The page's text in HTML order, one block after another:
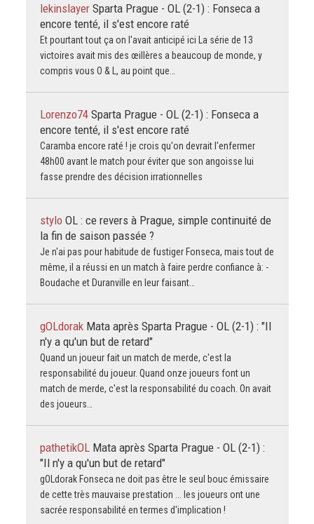
lekinslayer Sparta Prague - OL (2-1) : Fonseca a
encore tenté, il s'est encore raté
Et pourtant tout ça on l'avait anticipé ici La série de 13
victoires avait mis des œillères a beaucoup de monde, y
compris vous O & L, au point que…
Lorenzo74 Sparta Prague - OL (2-1) : Fonseca a
encore tenté, il s'est encore raté
Caramba encore raté ! je crois qu'on devrait l'enfermer
48h00 avant le match pour éviter que son angoisse lui
fasse prendre des décision irrationnelles
stylo OL : ce revers à Prague, simple continuité de
la fin de saison passée ?
Je n'ai pas pour habitude de fustiger Fonseca, mais tout de
même, il a réussi en un match à faire perdre confiance à: -
Boudache et Duranville en leur faisant…
gOLdorak Mata après Sparta Prague - OL (2-1) : "Il
n'y a qu'un but de retard"
Quand un joueur fait un match de merde, c'est la
responsabilité du joueur. Quand onze joueurs font un
match de merde, c'est la responsabilité du coach. On avait
des joueurs…
pathetikOL Mata après Sparta Prague - OL (2-1) :
"Il n'y a qu'un but de retard"
gOLdorak Fonseca ne doit pas être le seul bouc émissaire
de cette très mauvaise prestation ... les joueurs ont une
sacrée responsabilité en termes d'implication !